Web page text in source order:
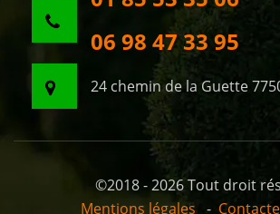
06 98 47 33 95
24 chemin de la Guette
©2018 - 2026 Tout droit
Mentions légales -